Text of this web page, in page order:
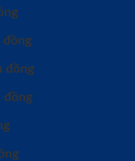
đồng
đồng
đồng